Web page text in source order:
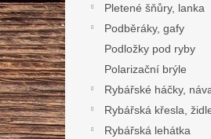
Pletené šňůry, lanka
Podběráky, gafy
Podložky pod ryby
Polarizační brýle
Rybářské háčky,
Rybářská křesla,
Rybářská lehátka